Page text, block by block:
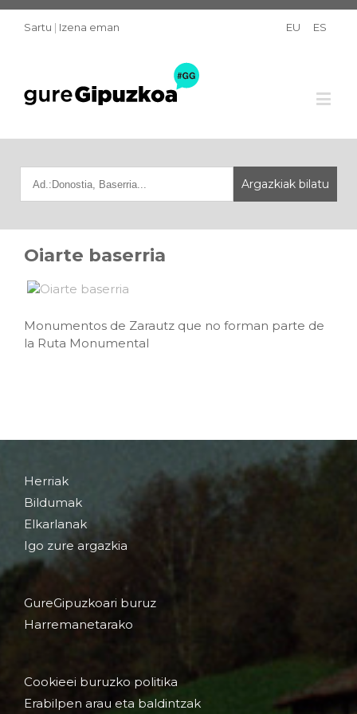
Sartu | Izena eman EU ES
Oiarte baserria
Monumentos de Zarautz que no forman parte de
la Ruta Monumental
Herriak
Bildumak
Elkarlanak
Igo zure argazkia
GureGipuzkoari buruz
Harremanetarako
Cookieei buruzko politika
Erabilpen arau eta baldintzak